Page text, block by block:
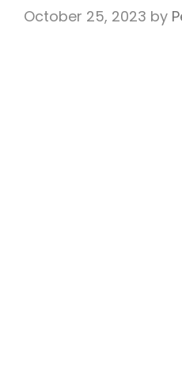
October 25, 2023 by